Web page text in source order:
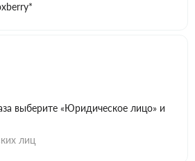
выберите «Юридическое лицо» и
лиц